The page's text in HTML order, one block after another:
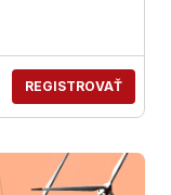
REGISTROVAŤ